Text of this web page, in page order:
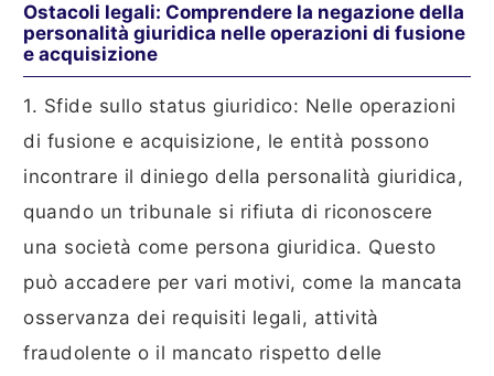
Ostacoli legali: Comprendere la negazione della
personalità giuridica nelle operazioni di fusione
e acquisizione
1. Sfide sullo status giuridico: Nelle operazioni
di fusione e acquisizione, le entità possono
incontrare il diniego della personalità giuridica,
quando un tribunale si rifiuta di riconoscere
una società come persona giuridica. Questo
può accadere per vari motivi, come la mancata
osservanza dei requisiti legali, attività
fraudolente o il mancato rispetto delle